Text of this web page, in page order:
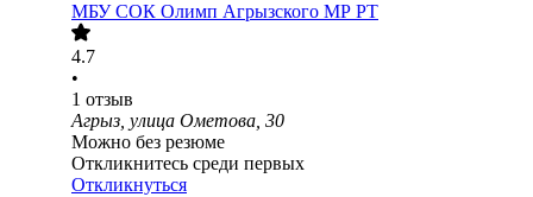
МБУ СОК Олимп Агрызского МР РТ
4.7
•
1 отзыв
Агрыз, улица Ометова, 30
Можно без резюме
Откликнитесь среди первых
Откликнуться